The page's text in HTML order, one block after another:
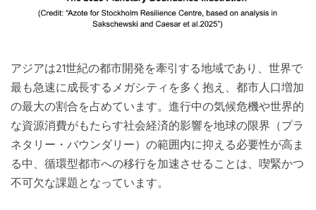
アジアは21世紀の都市開発を牽引する地域であり、世界で
最も急速に成長するメガシティを多く抱え、都市人口増加
の最大の割合を占めています。進行中の気候危機や世界的
な資源消費がもたらす社会経済的影響を地球の限界（プラ
ネタリー・バウンダリー）の範囲内に抑える必要性が高ま
る中、循環型都市への移行を加速させることは、喫緊かつ
不可欠な課題となっています。